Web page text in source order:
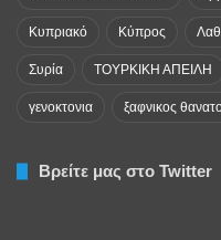
Κυπριακό Κύπρος
Συρία ΤΟΥΡΚΙΚΗ ΑΠΕΙΛΗ
γενοκτονια ξαφνικος
Βρείτε μας στο Twitter